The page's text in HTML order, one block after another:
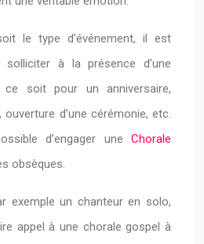
le type d’événement, il est
à la présence d’une
ce soit pour un anniversaire,
d’une cérémonie, etc.
d’engager une Chorale
obsèques.
exemple un chanteur en solo,
appel à une chorale gospel à